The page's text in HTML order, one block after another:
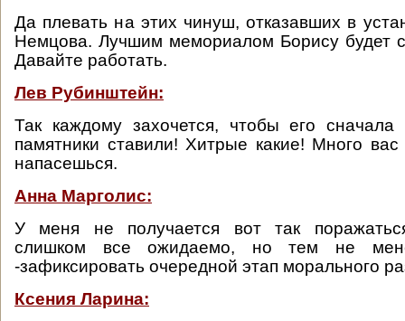
Да плевать на этих чинуш, отказавших в
Немцова. Лучшим мемориалом Борису будет
Давайте работать.
Лев Рубинштейн:
Так каждому захочется, чтобы его
памятники ставили! Хитрые какие! Много
напасешься.
Анна Марголис:
У меня не получается вот так
слишком все ожидаемо, но тем не
-зафиксировать очередной этап морального
Ксения Ларина: